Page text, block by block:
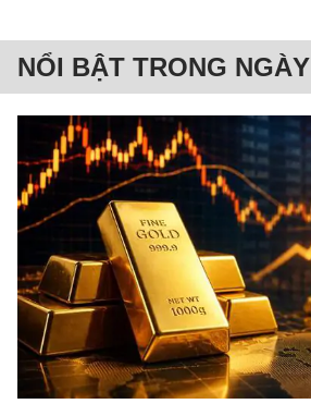
NỔI BẬT TRONG NGÀY